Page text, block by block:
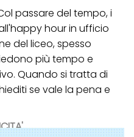
passare del tempo, i
hour in ufficio
del liceo, spesso
più tempo e
Quando si tratta di
se vale la pena e